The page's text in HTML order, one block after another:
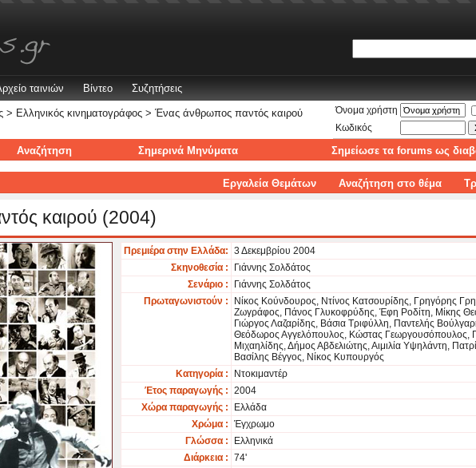
ταινιών Βίντεο Συζητήσεις
> Ελληνικός κινηματογράφος > Ένας άνθρωπος παντός καιρού
Όνομα χρήστη
Κωδικός
Αναζήτηση Σημερινά Μηνύματα Σημείωσε τα forums ως
Εργαλεία Θεμάτων Αναζήτηση στο θέμα
καιρού (2004)
Πρεμιέρα στην Ελλάδα: 3 Δεκεμβρίου 2004
Σκηνοθεσία :
Γιάννης Σολδάτος
Σενάριο :
Γιάννης Σολδάτος
Πρωταγωνιστούν :
Νίκος Κούνδουρος, Ντίνος Κατσουρίδης, Γρηγόρης
Ζωγράφος, Πάνος Γλυκοφρύδης, Έφη Ροδίτη, Μίκης
Γιώργος Λαζαρίδης, Βάσια Τριφύλλη, Παντελής
Θεόδωρος Αγγελόπουλος, Κώστας Γεωργουσόπουλος,
Μιχαηλίδης, Δήμος Αβδελιώτης, Αιμιλία Υψηλάντη,
Βασίλης Βέγγος, Νίκος Κυπουργός
Κατηγορία :
Ντοκιμαντέρ
Έτος παραγωγής : 2004
Χώρα παραγωγής :
Ελλάδα
Χρώμα : Έγχρωμο
Γλώσσα :
Ελληνικά
Διάρκεια : 74'